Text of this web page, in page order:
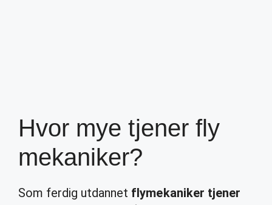
Hvor mye tjener fly
mekaniker?
Som ferdig utdannet flymekaniker tjener